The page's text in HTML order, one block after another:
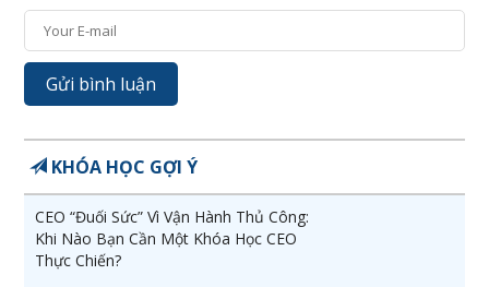
KHÓA HỌC GỢI Ý
CEO “Đuối Sức” Vì Vận Hành Thủ Công:
Khi Nào Bạn Cần Một Khóa Học CEO
Thực Chiến?